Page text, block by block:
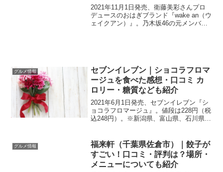
は？
2021年11月1日発売、衛藤美彩さんプロ
デュースのおはぎブランド『wake an（ウ
ェイクアン）』。乃木坂46の元メンバー
グルメ情報
セブンイレブン｜ショコラフロマ
ージュを食べた感想・口コミ カ
ロリー・糖質なども紹介
2021年6月1日発売、セブンイレブン『シ
ョコラフロマージュ』。値段は228円（税
込248円）。※新潟県、富山県、石川県、
しいのか？それともおいしくない？気に
なり...
グルメ情報
福来軒（千葉県佐倉市）｜餃子が
すごい！口コミ・評判は？場所・
メニューについても紹介